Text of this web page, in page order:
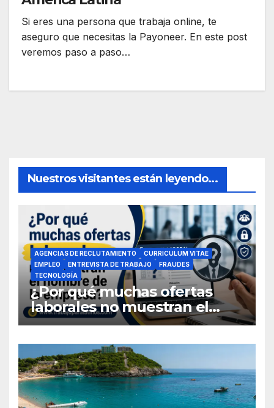
Si eres una persona que trabaja online, te
aseguro que necesitas la Payoneer. En este post
veremos paso a paso…
Nuestros visitantes están leyendo...
AGENCIAS DE RECLUTAMIENTO
CURRICULUM VITAE
EMPLEO
ENTREVISTA DE TRABAJO
FRAUDES
TECNOLOGÍA
¿Por qué muchas ofertas
laborales no muestran el
nombre de la empresa?